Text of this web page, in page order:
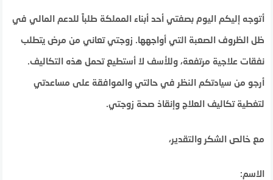
أتوجه إليكم اليوم بصفتي أحد أبناء المملكة طلباً للدعم المالي في
ظل الظروف الصعبة التي أواجهها. زوجتي تعاني من مرض يتطلب
نفقات علاجية مرتفعة، وللأسف لا أستطيع تحمل هذه التكاليف.
أرجو من سيادتكم النظر في حالتي والموافقة على مساعدتي
لتغطية تكاليف العلاج وإنقاذ صحة زوجتي.
مع خالص الشكر والتقدير،
الاسم: